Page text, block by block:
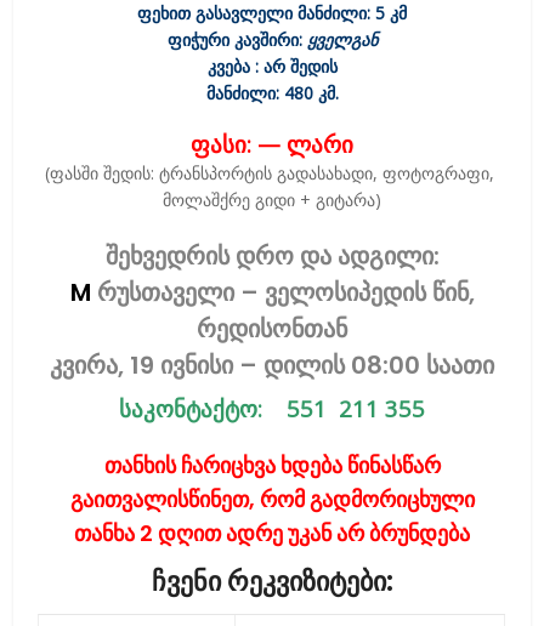
ფეხით გასავლელი მანძილი: 5 კმ
ფიჭური კავშირი: ყველგან
კვება : არ შედის
მანძილი: 480 კმ.
ფასი: — ლარი
(ფასში შედის: ტრანსპორტის გადასახადი, ფოტოგრაფი,
მოლაშქრე გიდი + გიტარა)
შეხვედრის დრო და ადგილი:
M რუსთაველი – ველოსიპედის წინ,
რედისონთან
კვირა, 19 ივნისი – დილის 08:00 საათი
საკონტაქტო: 551 211 355
თანხის ჩარიცხვა ხდება წინასწარ
გაითვალისწინეთ, რომ გადმორიცხული
თანხა 2 დღით ადრე უკან არ ბრუნდება
ჩვენი რეკვიზიტები: